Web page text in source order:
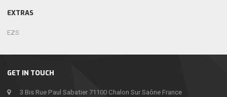
GET IN TOUCH
3 Bis Rue Paul Sabatier 71100 Chalon Sur Saône France
EXTRAS
EZS